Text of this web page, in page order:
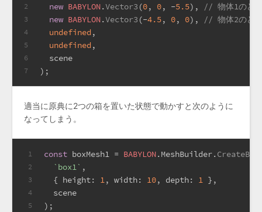
2
3
4
5
6
7
new BABYLON.Vector3 (0, 0, -5.5),
// 物体1のど
new BABYLON.Vector3 (-4.5, 0, 0),
// 物体2のど
undefined ,
undefined ,
  scene
);
適当に原典に2つの箱を置いた状態で動かすと次のように
なってしまう。
1
2
3
4
5
const boxMesh1 = BABYLON.MeshBuilder.CreateBox
`box1` ,
  {
height: 1, width: 10, depth: 1 },
  scene
);